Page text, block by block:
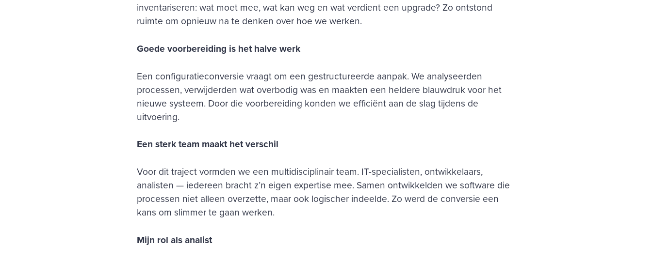
inventariseren: wat moet mee, wat kan weg en wat verdient een upgrade? Zo ontstond
ruimte om opnieuw na te denken over hoe we werken.
Goede voorbereiding is het halve werk
Een configuratieconversie vraagt om een gestructureerde aanpak. We analyseerden
processen, verwijderden wat overbodig was en maakten een heldere blauwdruk voor het
nieuwe systeem. Door die voorbereiding konden we efficiënt aan de slag tijdens de
uitvoering.
Een sterk team maakt het verschil
Voor dit traject vormden we een multidisciplinair team. IT-specialisten, ontwikkelaars,
analisten — iedereen bracht z’n eigen expertise mee. Samen ontwikkelden we software die
processen niet alleen overzette, maar ook logischer indeelde. Zo werd de conversie een
kans om slimmer te gaan werken.
Mijn rol als analist